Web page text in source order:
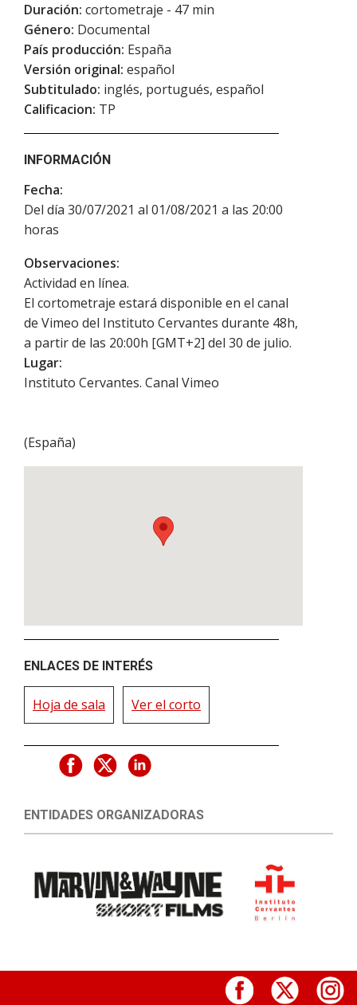
Duración: cortometraje - 47 min
Género: Documental
País producción: España
Versión original: español
Subtitulado: inglés, portugués, español
Calificacion: TP
INFORMACIÓN
Fecha:
Del día 30/07/2021 al 01/08/2021 a las 20:00
horas
Observaciones:
Actividad en línea.
El cortometraje estará disponible en el canal
de Vimeo del Instituto Cervantes durante 48h,
a partir de las 20:00h [GMT+2] del 30 de julio.
Lugar:
Instituto Cervantes. Canal Vimeo
(España)
ENLACES DE INTERÉS
Hoja de sala Ver el corto
ENTIDADES ORGANIZADORAS